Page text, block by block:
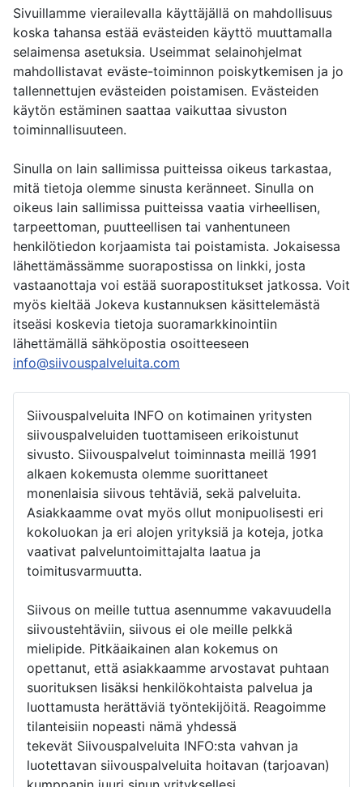
Sivuillamme vierailevalla käyttäjällä on mahdollisuus
koska tahansa estää evästeiden käyttö muuttamalla
selaimensa asetuksia. Useimmat selainohjelmat
mahdollistavat eväste-toiminnon poiskytkemisen ja jo
tallennettujen evästeiden poistamisen. Evästeiden
käytön estäminen saattaa vaikuttaa sivuston
toiminnallisuuteen.
Sinulla on lain sallimissa puitteissa oikeus tarkastaa,
mitä tietoja olemme sinusta keränneet. Sinulla on
oikeus lain sallimissa puitteissa vaatia virheellisen,
tarpeettoman, puutteellisen tai vanhentuneen
henkilötiedon korjaamista tai poistamista. Jokaisessa
lähettämässämme suorapostissa on linkki, josta
vastaanottaja voi estää suorapostitukset jatkossa. Voit
myös kieltää Jokeva kustannuksen käsittelemästä
itseäsi koskevia tietoja suoramarkkinointiin
lähettämällä sähköpostia osoitteeseen
info@siivouspalveluita.com
Siivouspalveluita INFO on kotimainen yritysten
siivouspalveluiden tuottamiseen erikoistunut
sivusto. Siivouspalvelut toiminnasta meillä 1991
alkaen kokemusta olemme suorittaneet
monenlaisia siivous tehtäviä, sekä palveluita.
Asiakkaamme ovat myös ollut monipuolisesti eri
kokoluokan ja eri alojen yrityksiä ja koteja, jotka
vaativat palveluntoimittajalta laatua ja
toimitusvarmuutta.
Siivous on meille tuttua asennumme vakavuudella
siivoustehtäviin, siivous ei ole meille pelkkä
mielipide. Pitkäaikainen alan kokemus on
opettanut, että asiakkaamme arvostavat puhtaan
suorituksen lisäksi henkilökohtaista palvelua ja
luottamusta herättäviä työntekijöitä. Reagoimme
tilanteisiin nopeasti nämä yhdessä
tekevät Siivouspalveluita INFO:sta vahvan ja
luotettavan siivouspalveluita hoitavan (tarjoavan)